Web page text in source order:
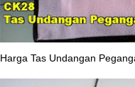
Harga Tas Undangan